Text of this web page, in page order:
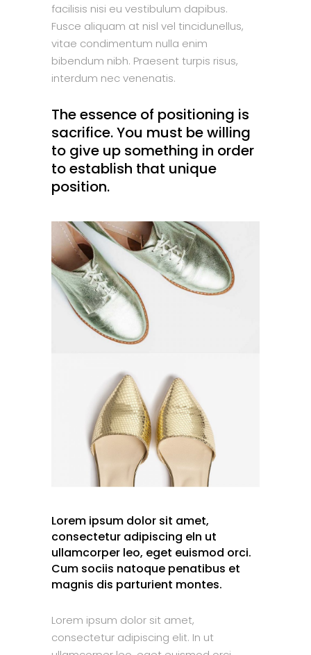
facilisis nisi eu vestibulum dapibus.
Fusce aliquam at nisl vel tincidunellus,
vitae condimentum nulla enim
bibendum nibh. Praesent turpis risus,
interdum nec venenatis.
The essence of positioning is
sacrifice. You must be willing
to give up something in order
to establish that unique
position.
Lorem ipsum dolor sit amet,
consectetur adipiscing eln ut
ullamcorper leo, eget euismod orci.
Cum sociis natoque penatibus et
magnis dis parturient montes.
Lorem ipsum dolor sit amet,
consectetur adipiscing elit. In ut